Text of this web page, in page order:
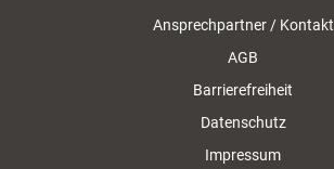
Ansprechpartner / Kontakt
AGB
Barrierefreiheit
Datenschutz
Impressum